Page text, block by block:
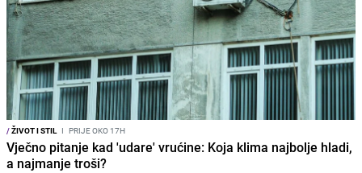
/ŽIVOT I STIL I PRIJE OKO 17H
Vječno pitanje kad 'udare' vrućine: Koja klima najbolje hladi,
a najmanje troši?